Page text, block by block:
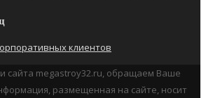
клиентов
сайта megastroy32.ru, обращаем Ваше
размещенная на сайте, носит